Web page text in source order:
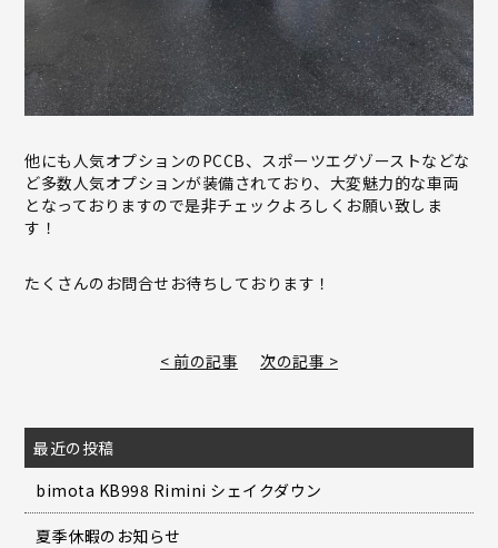
他にも人気オプションのPCCB、スポーツエグゾーストなどな
ど多数人気オプションが装備されており、大変魅力的な車両
となっておりますので是非チェックよろしくお願い致しま
す！
たくさんのお問合せお待ちしております！
< 前の記事 次の記事 >
最近の投稿
bimota KB998 Rimini シェイクダウン
夏季休暇のお知らせ